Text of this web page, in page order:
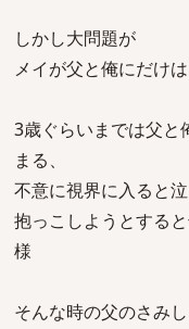
しかし大問題が
メイが父と俺にだけ
3歳ぐらいまでは父と
まる、
不意に視界に入ると泣
抱っこしようとする
様
そんな時の父のさみ